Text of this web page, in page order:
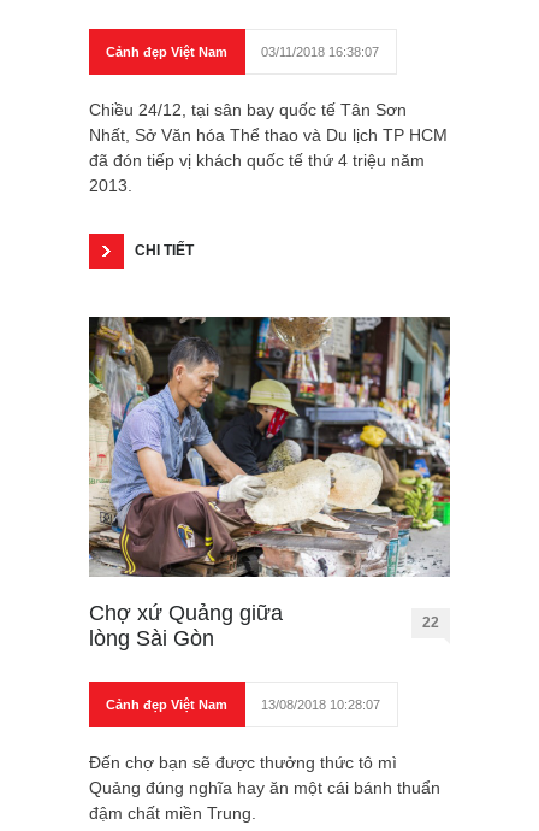
Cảnh đẹp Việt Nam 03/11/2018 16:38:07
Chiều 24/12, tại sân bay quốc tế Tân Sơn
Nhất, Sở Văn hóa Thể thao và Du lịch TP HCM
đã đón tiếp vị khách quốc tế thứ 4 triệu năm
2013.
CHI TIẾT
Chợ xứ Quảng giữa
lòng Sài Gòn
22
Cảnh đẹp Việt Nam 13/08/2018 10:28:07
Đến chợ bạn sẽ được thưởng thức tô mì
Quảng đúng nghĩa hay ăn một cái bánh thuẩn
đậm chất miền Trung.